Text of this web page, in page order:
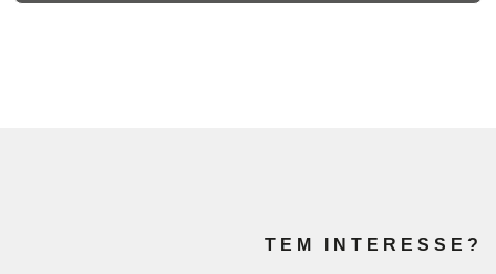
TEM INTERESSE?